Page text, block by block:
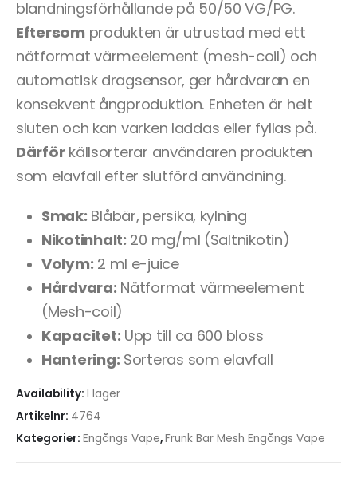
blandningsförhållande på 50/50 VG/PG.
Eftersomprodukten är utrustad med ett
nätformat värmeelement (mesh-coil) och
automatisk dragsensor, ger hårdvaran en
konsekvent ångproduktion. Enheten är helt
sluten och kan varken laddas eller fyllas på.
Därförkällsorterar användaren produkten
som elavfall efter slutförd användning.
Smak: Blåbär, persika, kylning
Nikotinhalt: 20 mg/ml (Saltnikotin)
Volym: 2 ml e-juice
Hårdvara: Nätformat värmeelement
(Mesh-coil)
Kapacitet: Upp till ca 600 bloss
Hantering: Sorteras som elavfall
Availability: I lager
Artikelnr: 4764
Kategorier: Engångs Vape,Frunk Bar Mesh Engångs Vape